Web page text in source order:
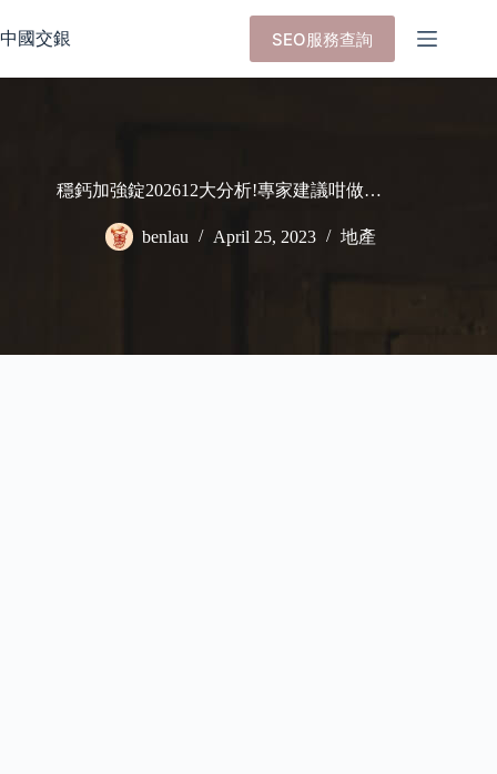
to
content
中國交銀 SEO服務查詢
穩鈣加強錠202612大分析!專家建議咁做…
benlau April 25, 2023 地產